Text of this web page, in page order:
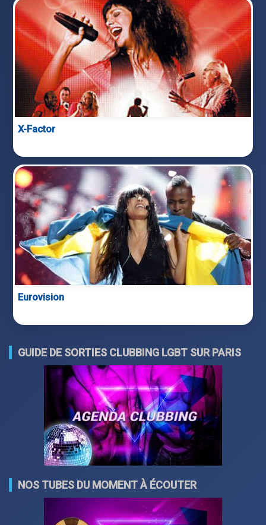
X-Factor
Eurovision
GUIDE DE SORTIES CLUBBING LGBT SUR PARIS
NOS TUBES DU MOMENT À ÉCOUTER